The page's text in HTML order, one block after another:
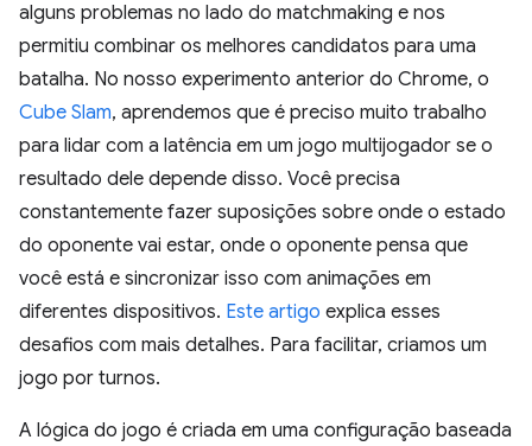
alguns problemas no lado do matchmaking e nos
permitiu combinar os melhores candidatos para uma
batalha. No nosso experimento anterior do Chrome, o
Cube Slam, aprendemos que é preciso muito trabalho
para lidar com a latência em um jogo multijogador se o
resultado dele depende disso. Você precisa
constantemente fazer suposições sobre onde o estado
do oponente vai estar, onde o oponente pensa que
você está e sincronizar isso com animações em
diferentes dispositivos. Este artigo explica esses
desafios com mais detalhes. Para facilitar, criamos um
jogo por turnos.
A lógica do jogo é criada em uma configuração baseada